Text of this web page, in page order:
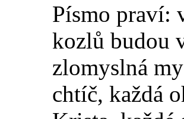
Písmo praví:
kozlů budou
zlomyslná
chtíč, každá